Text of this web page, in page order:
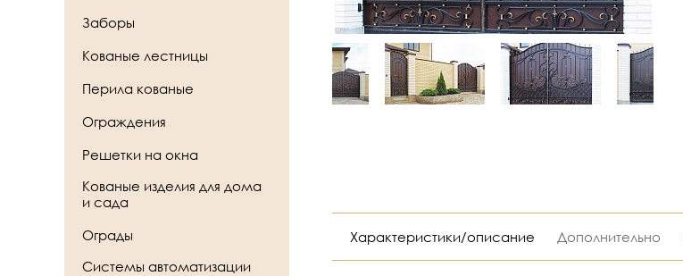
Характеристики/описание Дополнительно
Заборы
Кованые лестницы
Перила кованые
Ограждения
Решетки на окна
Кованые изделия для дома
и сада
Ограды
Системы автоматизации